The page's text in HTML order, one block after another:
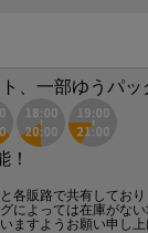
、一部ゆうパッ
！
各販路で共有しており
によっては在庫がない
ますようお願い申し上